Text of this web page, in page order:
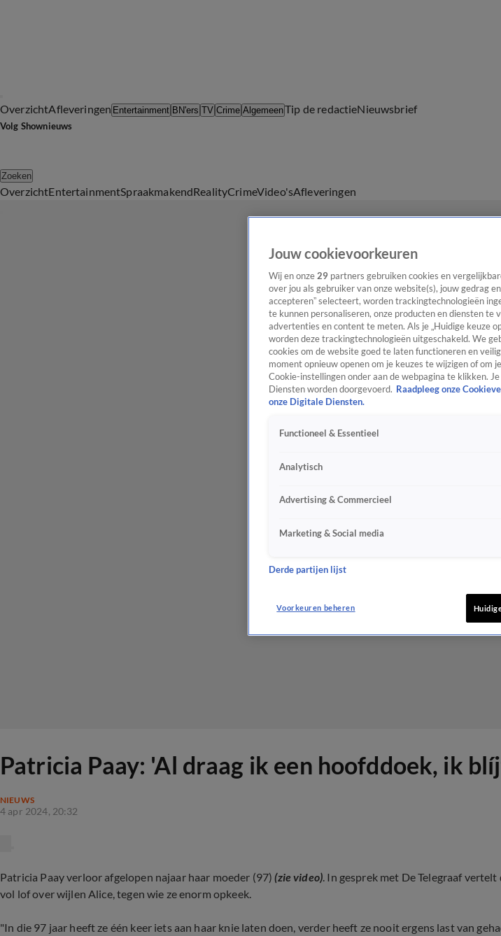
OverzichtAfleveringen Entertainment BN'ers TV Crime AlgemeenTip de redactieNieuwsbrief
Volg Shownieuws
Zoeken
OverzichtEntertainmentSpraakmakendRealityCrimeVideo'sAfleveringen
Patricia Paay: 'Al draag ik een hoofddoek, ik
NIEUWS
4 apr 2024, 20:32
Patricia Paay verloor afgelopen najaar haar moeder (97)(zie video). In gesprek met De Telegraaf
vol lof over wijlen Alice, tegen wie ze enorm opkeek.
"In die 97 jaar heeft ze één keer iets aan haar knie laten doen, verder heeft ze nooit ergens last van
Jouw cookievoorkeuren
Wij en onze 29 partners gebruiken cookies en
over jou als gebruiker van onze website(s), jouw gedrag
accepteren” selecteert, worden trackingtechnologieën
te kunnen personaliseren, onze producten en diensten te
advertenties en content te meten. Als je „Huidige keuze
worden deze trackingtechnologieën uitgeschakeld. We
cookies om de website goed te laten functioneren en
moment opnieuw openen om je keuzes te wijzigen of om
Cookie-instellingen onder aan de webpagina te klikken.
Diensten worden doorgevoerd. Raadpleeg onze
onze Digitale Diensten.
Functioneel & Essentieel
Analytisch
Advertising & Commercieel
Marketing & Social media
Derde partijen lijst
Voorkeuren beheren